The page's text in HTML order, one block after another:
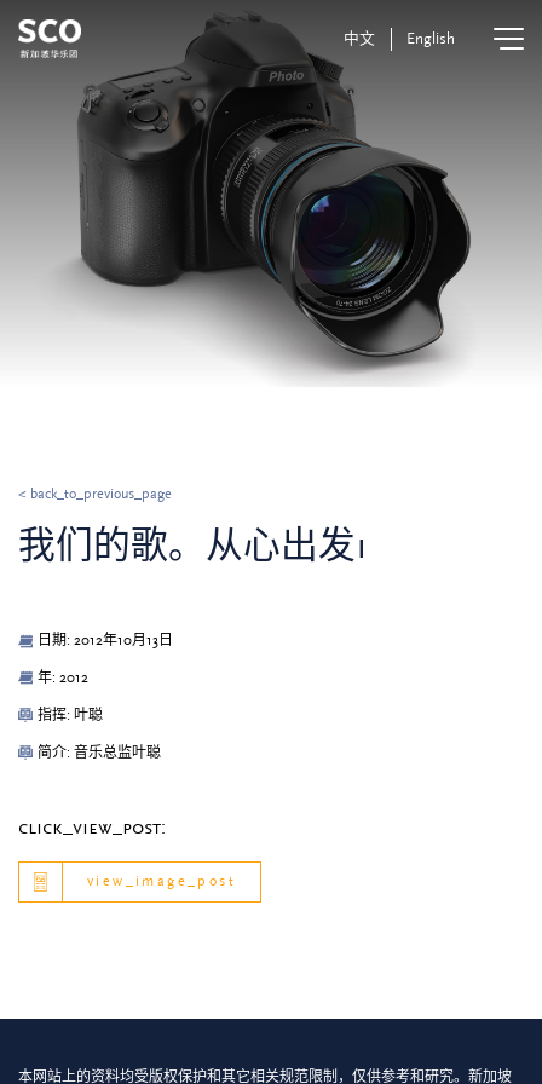
中文 English
< back_to_previous_page
我们的歌。从心出发i
日期: 2012年10月13日
年: 2012
指挥: 叶聪
简介: 音乐总监叶聪
click_view_post:
view_image_post
本网站上的资料均受版权保护和其它相关规范限制，仅供参考和研究。新加坡